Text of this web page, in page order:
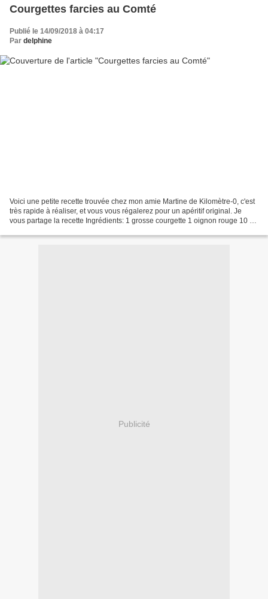
Courgettes farcies au Comté
Publié le 14/09/2018 à 04:17
Par delphine
Voici une petite recette trouvée chez mon amie Martine de Kilomètre-0, c'est
très rapide à réaliser, et vous vous régalerez pour un apéritif original. Je
vous partage la recette Ingrédients: 1 grosse courgette 1 oignon rouge 10 g
Publicité